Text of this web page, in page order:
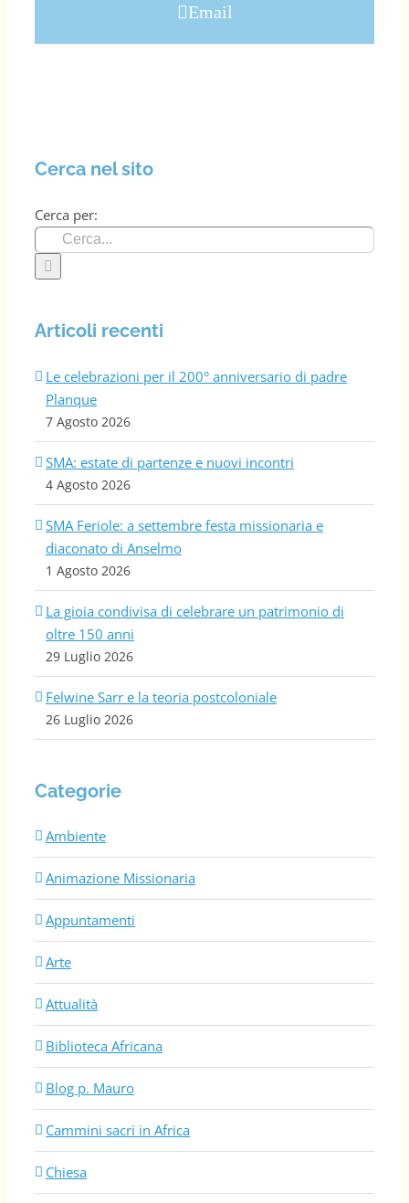
Email
Cerca nel sito
Cerca per:
Articoli recenti
Le celebrazioni per il 200° anniversario di padre
Planque
7 Agosto 2026
SMA: estate di partenze e nuovi incontri
4 Agosto 2026
SMA Feriole: a settembre festa missionaria e
diaconato di Anselmo
1 Agosto 2026
La gioia condivisa di celebrare un patrimonio di
oltre 150 anni
29 Luglio 2026
Felwine Sarr e la teoria postcoloniale
26 Luglio 2026
Categorie
Ambiente
Animazione Missionaria
Appuntamenti
Arte
Attualità
Biblioteca Africana
Blog p. Mauro
Cammini sacri in Africa
Chiesa